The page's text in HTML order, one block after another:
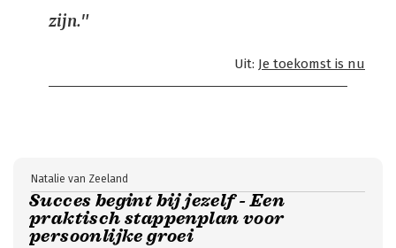
zijn."
Uit: Je toekomst is nu
Succes begint bij jezelf - Een
praktisch stappenplan voor
persoonlijke groei
Natalie van Zeeland